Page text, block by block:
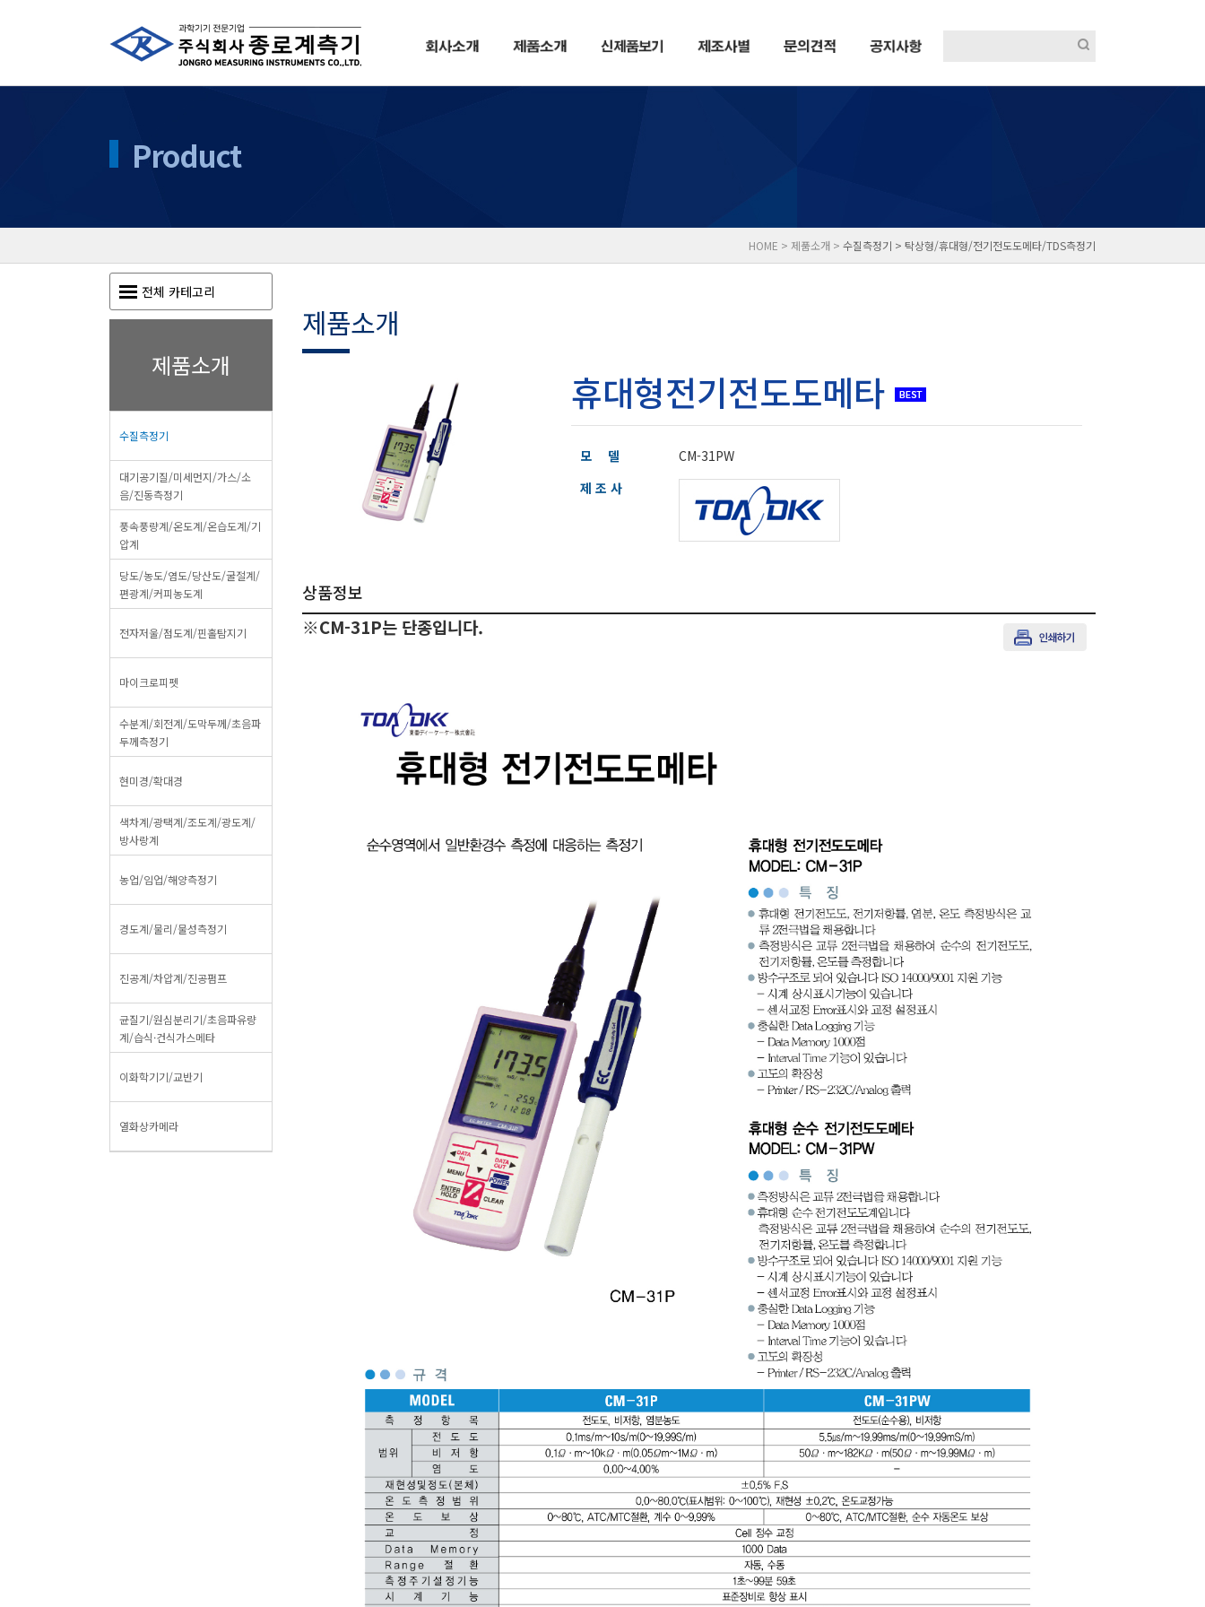
Product
HOME > 제품소개 > 수질측정기 > 탁상형/휴대형/전기전도도메타/TDS측정기
전체 카테고리
제품소개
수질측정기
대기공기질/미세먼지/가스/소
음/진동측정기
풍속풍량계/온도계/온습도계/기
압계
당도/농도/염도/당산도/굴절계/
편광계/커피농도계
전자저울/점도계/핀홀탐지기
마이크로피펫
수분계/회전계/도막두께/초음파
두께측정기
현미경/확대경
색차계/광택계/조도계/광도계/
방사랑계
농업/임업/해양측정기
경도계/물리/물성측정기
진공계/차압계/진공펌프
균질기/원심분리기/초음파유량
계/습식·건식가스메타
이화학기기/교반기
열화상카메라
제품소개
휴대형전기전도도메타
모 델
CM-31PW
제 조 사
상품정보
※CM-31P는 단종입니다.